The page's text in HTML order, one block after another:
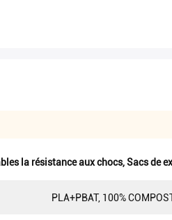
la résistance aux chocs,Sacs de
PLA+PBAT, 100%